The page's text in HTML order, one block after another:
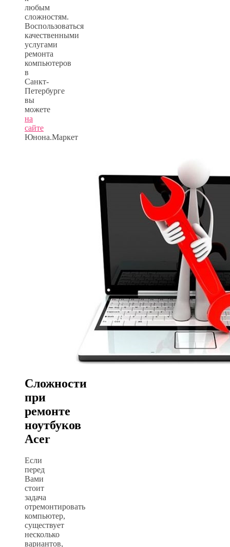
любым
сложностям.
Воспользоваться
качественными
услугами
ремонта
компьютеров
в
Санкт-
Петербурге
вы
можете
на
сайте
Юнона.Маркет
Сложности
при
ремонте
ноутбуков
Acer
Если
перед
Вами
стоит
задача
отремонтировать
компьютер,
существует
несколько
вариантов,